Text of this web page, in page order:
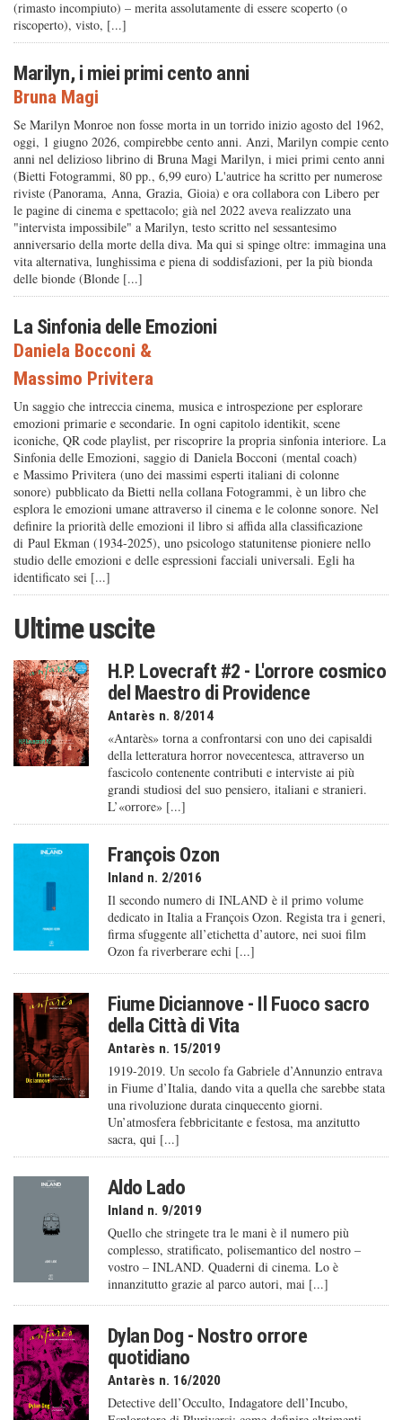
(rimasto incompiuto) – merita assolutamente di essere scoperto (o
riscoperto), visto, [...]
Marilyn, i miei primi cento anni
Bruna Magi
Se Marilyn Monroe non fosse morta in un torrido inizio agosto del 1962,
oggi, 1 giugno 2026, compirebbe cento anni. Anzi, Marilyn compie cento
anni nel delizioso librino di Bruna Magi Marilyn, i miei primi cento anni
(Bietti Fotogrammi, 80 pp., 6,99 euro) L'autrice ha scritto per numerose
riviste (Panorama, Anna, Grazia, Gioia) e ora collabora con Libero per
le pagine di cinema e spettacolo; già nel 2022 aveva realizzato una
"intervista impossibile" a Marilyn, testo scritto nel sessantesimo
anniversario della morte della diva. Ma qui si spinge oltre: immagina una
vita alternativa, lunghissima e piena di soddisfazioni, per la più bionda
delle bionde (Blonde [...]
La Sinfonia delle Emozioni
Daniela Bocconi &
Massimo Privitera
Un saggio che intreccia cinema, musica e introspezione per esplorare
emozioni primarie e secondarie. In ogni capitolo identikit, scene
iconiche, QR code playlist, per riscoprire la propria sinfonia interiore. La
Sinfonia delle Emozioni, saggio di Daniela Bocconi (mental coach)
e Massimo Privitera (uno dei massimi esperti italiani di colonne
sonore) pubblicato da Bietti nella collana Fotogrammi, è un libro che
esplora le emozioni umane attraverso il cinema e le colonne sonore. Nel
definire la priorità delle emozioni il libro si affida alla classificazione
di Paul Ekman (1934-2025), uno psicologo statunitense pioniere nello
studio delle emozioni e delle espressioni facciali universali. Egli ha
identificato sei [...]
Ultime uscite
H.P. Lovecraft #2 - L'orrore cosmico
del Maestro di Providence
Antarès n. 8/2014
«Antarès» torna a confrontarsi con uno dei capisaldi
della letteratura horror novecentesca, attraverso un
fascicolo contenente contributi e interviste ai più
grandi studiosi del suo pensiero, italiani e stranieri.
L’«orrore» [...]
François Ozon
Inland n. 2/2016
Il secondo numero di INLAND è il primo volume
dedicato in Italia a François Ozon. Regista tra i generi,
firma sfuggente all’etichetta d’autore, nei suoi film
Ozon fa riverberare echi [...]
Fiume Diciannove - Il Fuoco sacro
della Città di Vita
Antarès n. 15/2019
1919-2019. Un secolo fa Gabriele d’Annunzio entrava
in Fiume d’Italia, dando vita a quella che sarebbe stata
una rivoluzione durata cinquecento giorni.
Un’atmosfera febbricitante e festosa, ma anzitutto
sacra, qui [...]
Aldo Lado
Inland n. 9/2019
Quello che stringete tra le mani è il numero più
complesso, stratificato, polisemantico del nostro –
vostro – INLAND. Quaderni di cinema. Lo è
innanzitutto grazie al parco autori, mai [...]
Dylan Dog - Nostro orrore
quotidiano
Antarès n. 16/2020
Detective dell’Occulto, Indagatore dell’Incubo,